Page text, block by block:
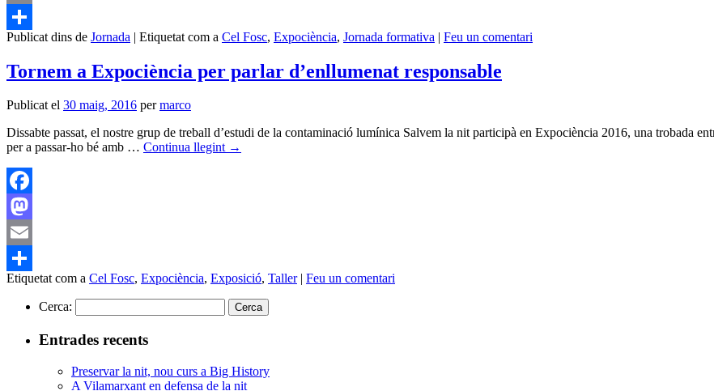
Email
Comparteix
Publicat dins de Jornada | Etiquetat com a Cel Fosc, Expociència, Jornada formativa | Feu un comentari
Tornem a Expociència per parlar d’enllumenat responsable
Publicat el 30 maig, 2016 per marco
Dissabte passat, el nostre grup de treball d’estudi de la contaminació lumínica Salvem la nit participà en Expociència 2016, una trobada
per a passar-ho bé amb … Continua llegint →
Facebook
Mastodon
Email
Comparteix
Etiquetat com a Cel Fosc, Expociència, Exposició, Taller Feu un comentari
Cerca:
Entrades recents
Preservar la nit, nou curs a Big History
A Vilamarxant en defensa de la nit